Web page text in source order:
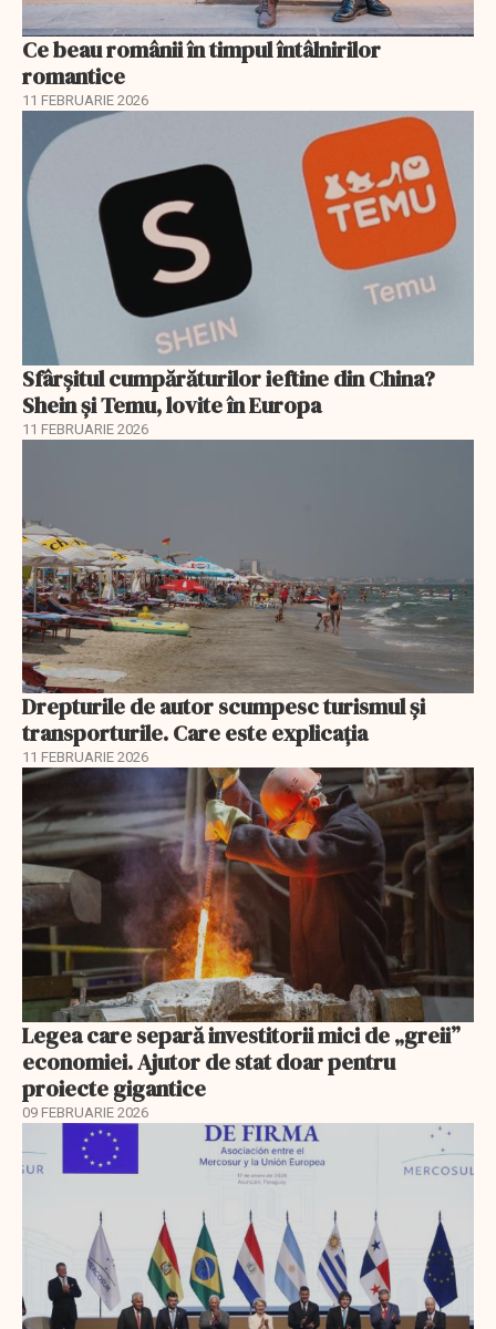
Ce beau românii în timpul întâlnirilor
romantice
11 FEBRUARIE 2026
Sfârșitul cumpărăturilor ieftine din China?
Shein și Temu, lovite în Europa
11 FEBRUARIE 2026
Drepturile de autor scumpesc turismul și
transporturile. Care este explicația
11 FEBRUARIE 2026
Legea care separă investitorii mici de „greii”
economiei. Ajutor de stat doar pentru
proiecte gigantice
09 FEBRUARIE 2026